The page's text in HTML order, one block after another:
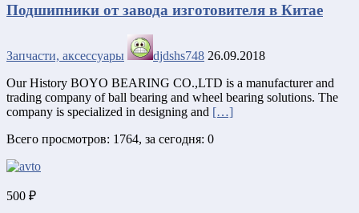
Подшипники от завода изготовителя в Китае
Запчасти, аксессуары djdshs748 26.09.2018
Our History BOYO BEARING CO.,LTD is a manufacturer and
trading company of ball bearing and wheel bearing solutions. The
company is specialized in designing and […]
Всего просмотров: 1764, за сегодня: 0
500 ₽